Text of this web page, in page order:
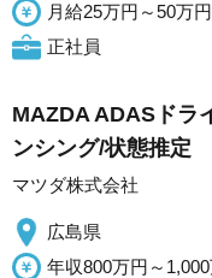
月給25万円～50万円
正社員
MAZDA ADASドラ
ンシング/状態推定
マツダ株式会社
広島県
年収800万円～